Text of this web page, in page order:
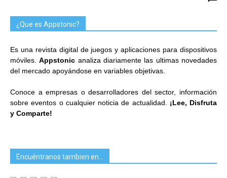
¿Que es Appstonic?
Es una revista digital de juegos y aplicaciones para dispositivos
móviles.Appstonic analiza diariamente las ultimas novedades
del mercado apoyándose en variables objetivas.
Conoce a empresas o desarrolladores del sector, información
sobre eventos o cualquier noticia de actualidad. ¡Lee, Disfruta
y Comparte!
Encuéntranos tambien en…